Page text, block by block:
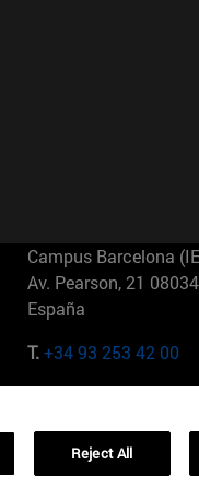
Campus Barcelona
Av. Pearson, 21
España
T.+34 93 253 42 00
01321001 Bela Vista
Reject All